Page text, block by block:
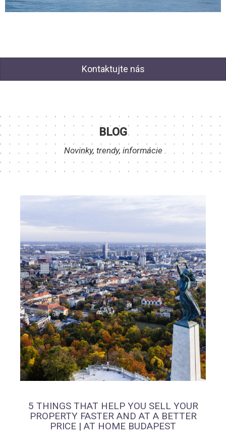
Kontaktujte nás
BLOG
Novinky, trendy, informácie
5 THINGS THAT HELP YOU SELL YOUR
PROPERTY FASTER AND AT A BETTER
PRICE | AT HOME BUDAPEST